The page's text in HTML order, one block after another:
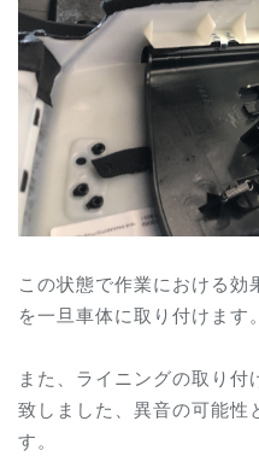
この状態で作業における
を一旦車体に取り付けます。
また、ライニングの取り
致しました、異音の可能性
す。